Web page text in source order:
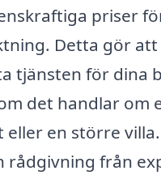
priser
Detta gör
tjänsten för dina
det handlar om
eller en större
rådgivning från